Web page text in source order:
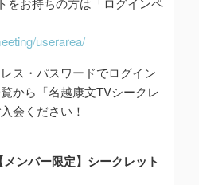
userarea/
ス・パスワードでログイン
から「名越康文TVシークレ
会ください！
ンバー限定】シークレット